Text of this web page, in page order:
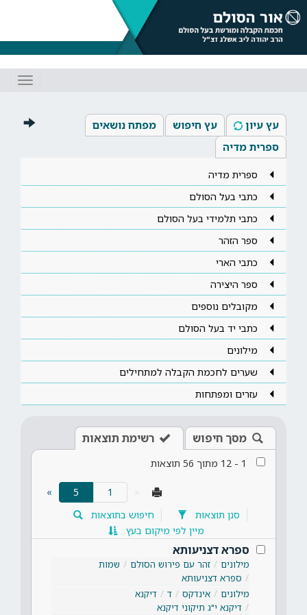
עץ עיון עץ חיפוש
מפתח נושאים
ספרית מדיה
ספרית מדיה
כתבי בעל הסולם
כתבי תלמידי בעל הסולם
ספר הזהר
כתבי הארי
ספר היצירה
מקובלים נוספים
כתבי יד בעל הסולם
מילונים
שערים לחכמת הקבלה למתחילים
עזרים ומפתחות
מסך חיפוש רשימת תוצאות
1
-
12 מתוך 56 תוצאות
5
(current)
»
סנן תוצאות
חיפוש בתוצאות
מיין לפי מיקום בעץ
ספרא דצניעותא
מילונים זהר עם פירוש הסולם
שמות
ספרא דצניעותא
מילונים
אינדקס ד
דיקנא
דיקנא י"ג תיקוני דיקנא